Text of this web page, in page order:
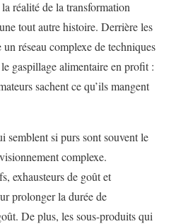
réalité de la transformation
tout autre histoire. Derrière les
réseau complexe de techniques
gaspillage alimentaire en profit :
sachent ce qu’ils mangent
semblent si purs sont souvent le
complexe.
exhausteurs de goût et
prolonger la durée de
De plus, les sous-produits qui